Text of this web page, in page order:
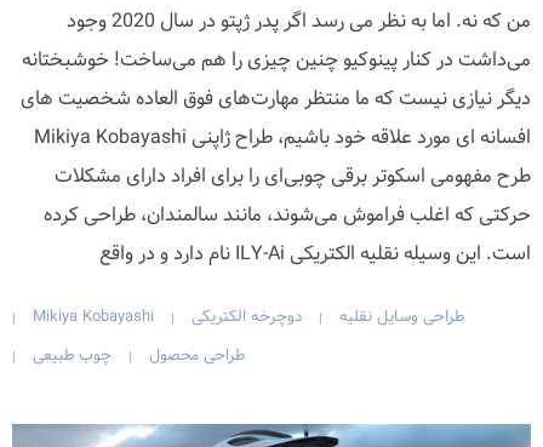
من که نه. اما به نظر می رسد اگر پدر ژپتو در سال 2020 وجود
می‌داشت در کنار پینوکیو چنین چیزی را هم می‌ساخت! خوشبختانه
دیگر نیازی نیست که ما منتظر مهارت‌های فوق العاده شخصیت های
افسانه ای مورد علاقه خود باشیم، طراح ژاپنی Mikiya Kobayashi
طرح مفهومی اسکوتر برقی چوبی‌ای را برای افراد دارای مشکلات
حرکتی که اغلب فراموش می‌شوند، مانند سالمندان، طراحی کرده
است. این وسیله نقلیه الکتریکی ILY-Ai نام دارد و در واقع
طراحی وسایل نقلیه | دوچرخه الکتریکی |
Mikiya Kobayashi
|
طراحی محصول | چوب طبیعی |